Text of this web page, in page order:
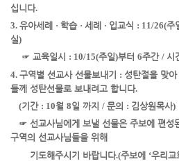
십니다.
3. 유아세례 · 학습 · 세례 · 입교식 : 11/26(주
실)
☞ 교육일시 : 10/15(주일)부터 6주간 / 시
4. 구역별 선교사 선물보내기 : 성탄절을 맞
들께 성탄선물로 보내려고 합니다.
(기간 : 10월 8일 까지 / 문의 : 김상원목사)
☞ 선교사님에게 보낼 선물은 주보에 편성
구역의 선교사님들을 위해
기도해주시기 바랍니다.(주보에 ‘우리교